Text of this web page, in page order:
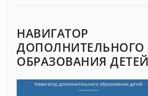
НАВИГАТОР
ДОПОЛНИТЕЛЬНОГО
ОБРАЗОВАНИЯ ДЕТЕЙ